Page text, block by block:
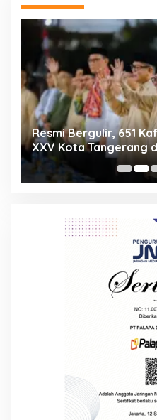
Resmi Bergulir, 651
XXV Kota Tangerang